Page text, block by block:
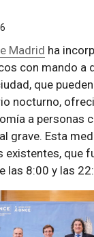
Madrid ha
con mando a
que
nocturno,
a personas
grave. Esta
existentes, que
las 8:00 y las